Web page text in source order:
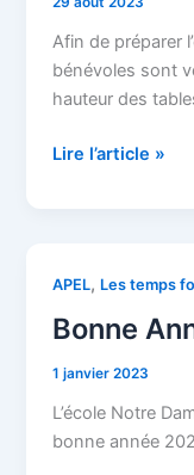
Afin de préparer
bénévoles sont
hauteur des
Lire l’article »
APEL, Les temps
Bonne
1 janvier 2023
L’école Notre
bonne année
Bonne